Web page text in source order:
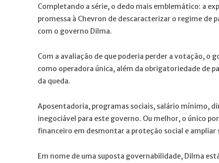
Completando a série, o dedo mais emblemático: a
promessa à Chevron de descaracterizar o regime de
com o governo Dilma.
Com a avaliação de que poderia perder a votação,
como operadora única, além da obrigatoriedade de
da queda.
Aposentadoria, programas sociais, salário mínimo,
inegociável para este governo. Ou melhor, o único
financeiro em desmontar a proteção social e ampliar
Em nome de uma suposta governabilidade, Dilma